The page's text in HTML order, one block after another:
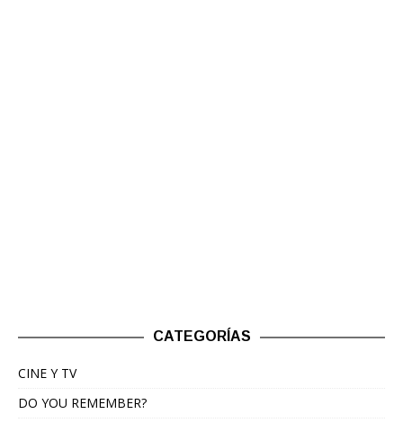
CATEGORÍAS
CINE Y TV
DO YOU REMEMBER?